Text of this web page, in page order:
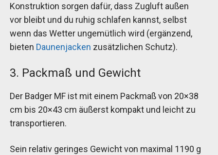
Konstruktion sorgen dafür, dass Zugluft außen
vor bleibt und du ruhig schlafen kannst, selbst
wenn das Wetter ungemütlich wird (ergänzend,
bieten Daunenjacken zusätzlichen Schutz).
3. Packmaß und Gewicht
Der Badger MF ist mit einem Packmaß von 20×38
cm bis 20×43 cm äußerst kompakt und leicht zu
transportieren.
Sein relativ geringes Gewicht von maximal 1190 g